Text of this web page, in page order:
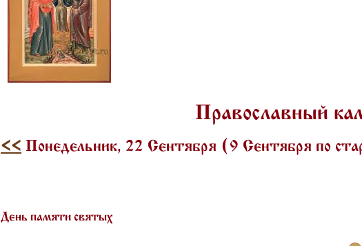
Православный
<< Понедельник, 22 Сентября (9 Сентября по
День памяти святых